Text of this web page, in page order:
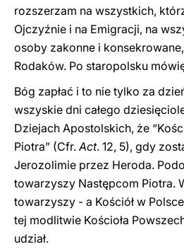
rozszerzam na wszystkich,
Ojczyźnie i na Emigracji, na
osoby zakonne i
Rodaków. Po staropolsku
Bóg zapłać i to nie tylko za
wszyskie dni całego
Dziejach Apostolskich, że
Piotra” (Cfr.Act. 12, 5), gdy
Jerozolimie przez Heroda.
towarzyszy Następcom Piotra.
towarzyszy - a Kościół w
tej modlitwie Kościoła
udział.